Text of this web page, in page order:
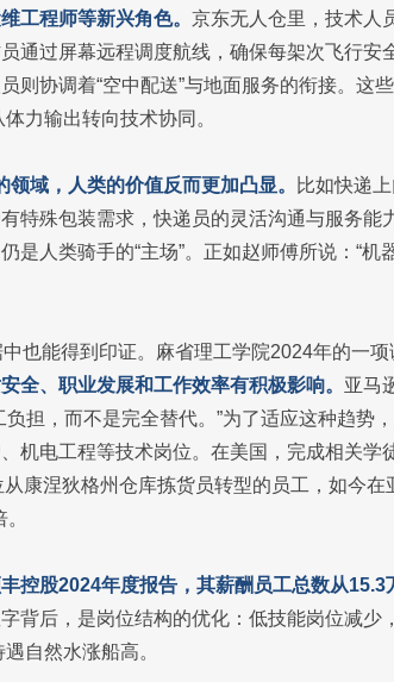
工程师等新兴角色。 京东无人仓里，技术人
通过屏幕远程调度航线，确保每架次飞行安
则协调着“空中配送”与地面服务的衔接。这
力输出转向技术协同。
域，人类的价值反而更加凸显。
比如快递
特殊包装需求，快递员的灵活沟通与服务能
是人类骑手的“主场”。正如赵师傅所说：“机
也能得到印证。麻省理工学院2024年的一项
全、职业发展和工作效率有积极影响。 亚马
担，而不是完全替代。”为了适应这种趋势
机电工程等技术岗位。在美国，完成相关学
康涅狄格州仓库拣货员转型的员工，如今在
控股2024年度报告，其薪酬员工总数从15.3
背后，是岗位结构的优化：低技能岗位减少
自然水涨船高。